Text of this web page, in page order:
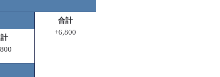
合計
+6,800
計